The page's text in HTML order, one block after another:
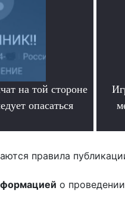
на той стороне
опасаться
правила
о